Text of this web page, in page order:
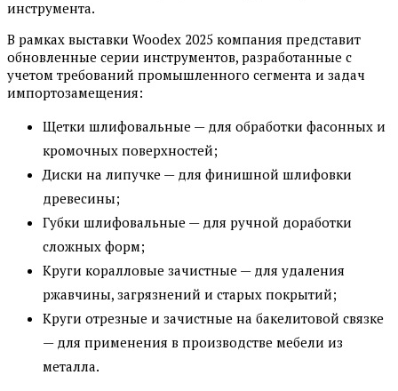
инструмента.
В рамках выставки Woodex 2025 компания представит
обновленные серии инструментов, разработанные с
учетом требований промышленного сегмента и задач
импортозамещения:
Щетки шлифовальные — для обработки фасонных и
кромочных поверхностей;
Диски на липучке — для финишной шлифовки
древесины;
Губки шлифовальные — для ручной доработки
сложных форм;
Круги коралловые зачистные — для удаления
ржавчины, загрязнений и старых покрытий;
Круги отрезные и зачистные на бакелитовой связке
— для применения в производстве мебели из
металла.